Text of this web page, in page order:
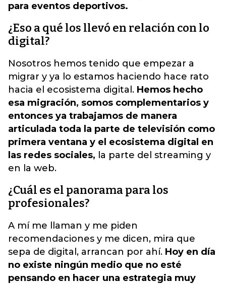
para eventos deportivos.
¿Eso a qué los llevó en relación con lo
digital?
Nosotros hemos tenido que empezar a
migrar y ya lo estamos haciendo hace rato
hacia el ecosistema digital. Hemos hecho
esa migración, somos complementarios y
entonces ya trabajamos de manera
articulada toda la parte de televisión como
primera ventana y el ecosistema digital en
las redes sociales, la parte del streaming y
en la web.
¿Cuál es el panorama para los
profesionales?
A mí me llaman y me piden
recomendaciones y me dicen, mira que
sepa de digital, arrancan por ahí. Hoy en día
no existe ningún medio que no esté
pensando en hacer una estrategia muy